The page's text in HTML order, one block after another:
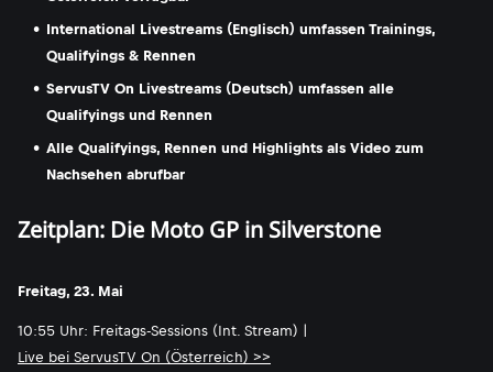
International Livestreams (Englisch) umfassen Trainings,
Qualifyings & Rennen
ServusTV On Livestreams (Deutsch) umfassen alle
Qualifyings und Rennen
Alle Qualifyings, Rennen und Highlights als Video zum
Nachsehen abrufbar
Zeitplan: Die Moto GP in Silverstone
Freitag, 23. Mai
10:55 Uhr: Freitags-Sessions (Int. Stream) |
Live bei ServusTV On (Österreich) >>